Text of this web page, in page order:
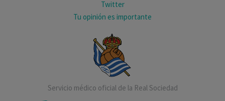
Twitter
Tu opinión es importante
Servicio médico oficial de la Real Sociedad